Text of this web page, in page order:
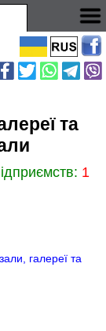
та
1
галереї та